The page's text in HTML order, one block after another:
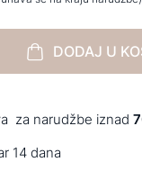
DODAJ U
za narudžbe iznad
14 dana